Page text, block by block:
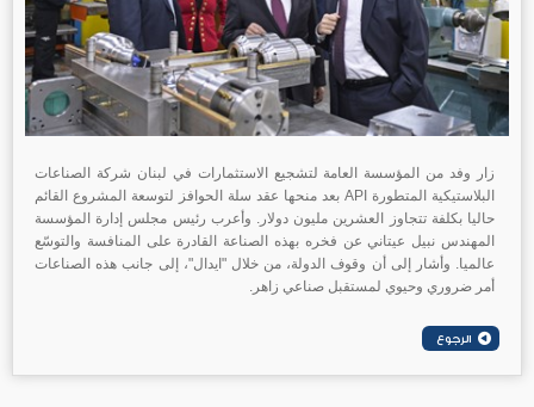
زار وفد من المؤسسة العامة لتشجيع الاستثمارات في لبنان شركة الصناعات
البلاستيكية المتطورة API بعد منحها عقد سلة الحوافز لتوسعة المشروع القائم
حاليا بكلفة تتجاوز العشرين مليون دولار. وأعرب رئيس مجلس إدارة المؤسسة
المهندس نبيل عيتاني عن فخره بهذه الصناعة القادرة على المنافسة والتوسّع
عالميا. وأشار إلى أن وقوف الدولة، من خلال "ايدال"، إلى جانب هذه الصناعات
أمر ضروري وحيوي لمستقبل صناعي زاهر.